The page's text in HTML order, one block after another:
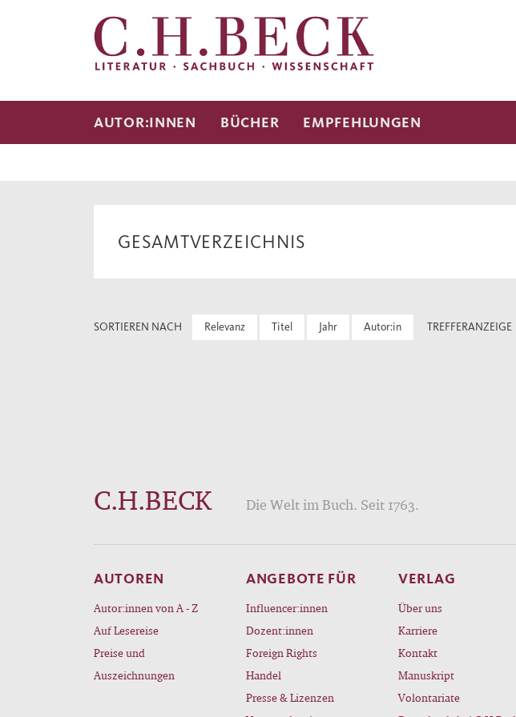
AUTOR:INNEN BÜCHER EMPFEHLUNGEN
GESAMTVERZEICHNIS
SORTIEREN NACH Relevanz Titel Jahr Autor:in TREFFERANZEIGE
C.H.BECK Die Welt im Buch. Seit 1763.
AUTOREN
Autor:innen von A - Z
Auf Lesereise
Preise und
Auszeichnungen
ANGEBOTE FÜR
Influencer:innen
Dozent:innen
Foreign Rights
Handel
Presse & Lizenzen
VERLAG
Über uns
Karriere
Kontakt
Manuskript
Volontariate